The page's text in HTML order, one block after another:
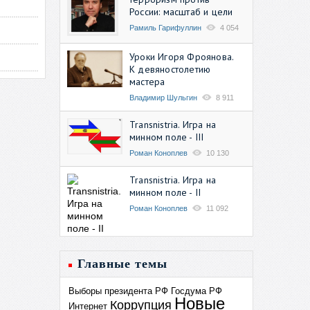
России: масштаб и цели
Рамиль Гарифуллин 4 054
Уроки Игоря Фроянова.
К девяностолетию
мастера
Владимир Шульгин 8 911
Transnistria. Игра на
минном поле - III
Роман Коноплев 10 130
Transnistria. Игра на
минном поле - II
Роман Коноплев 11 092
Главные темы
Выборы президента РФ Госдума РФ
Интернет Коррупция Новые